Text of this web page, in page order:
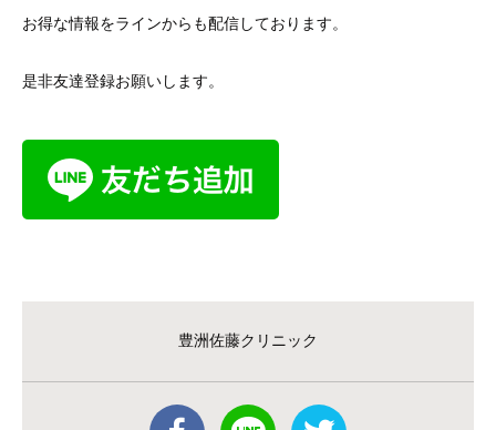
お得な情報をラインからも配信しております。
是非友達登録お願いします。
豊洲佐藤クリニック